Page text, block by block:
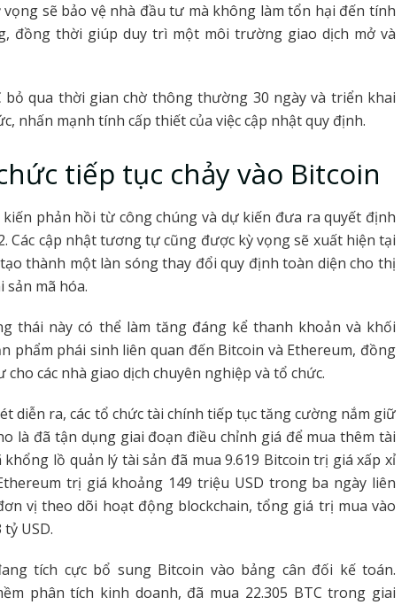
vọng sẽ bảo vệ nhà đầu tư mà không làm tổn hại đến tính
đồng thời giúp duy trì một môi trường giao dịch mở và
bỏ qua thời gian chờ thông thường 30 ngày và triển khai
nhấn mạnh tính cấp thiết của việc cập nhật quy định.
tiếp tục chảy vào Bitcoin
kiến phản hồi từ công chúng và dự kiến đưa ra quyết định
Các cập nhật tương tự cũng được kỳ vọng sẽ xuất hiện tại
thành một làn sóng thay đổi quy định toàn diện cho thị
sản mã hóa.
thái này có thể làm tăng đáng kể thanh khoản và khối
phẩm phái sinh liên quan đến Bitcoin và Ethereum, đồng
các nhà giao dịch chuyên nghiệp và tổ chức.
diễn ra, các tổ chức tài chính tiếp tục tăng cường nắm giữ
là đã tận dụng giai đoạn điều chỉnh giá để mua thêm tài
lồ quản lý tài sản đã mua 9.619 Bitcoin trị giá xấp xỉ
trị giá khoảng 149 triệu USD trong ba ngày liên
vị theo dõi hoạt động blockchain, tổng giá trị mua vào
USD.
tích cực bổ sung Bitcoin vào bảng cân đối kế toán.
phân tích kinh doanh, đã mua 22.305 BTC trong giai